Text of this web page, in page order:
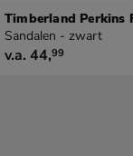
Timberland Perkins
Sandalen - zwart
vanaf € 44,99
v.a. 44,99